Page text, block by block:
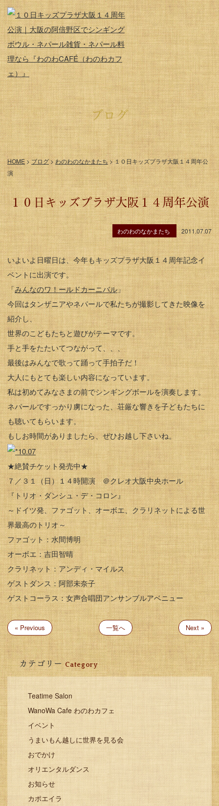
ブログ
HOME>ブログ>わのわのなかまたち>１０日キッズプラザ大阪１４周年公
演
１０日キッズプラザ大阪１４周年公演
わのわのなかまたち 2011.07.07
いよいよ日曜日は、今年もキッズプラザ大阪１４周年記念イ
ベントに出演です。
「みんなのワ！ールドカーニバル」
今回はタンザニアやネパールで私たちが撮影してきた映像を
紹介し、
世界のこどもたちと遊びがテーマです。
手と手をたたいてつながって、、、
最後はみんなで歌って踊って手拍子だ！
大人にもとても楽しい内容になっています。
私は初めてみなさまの前でシンギングボールを演奏します。
ネパールですっかり虜になった、荘厳な響きを子どもたちに
も聴いてもらいます。
もしお時間がありましたら、ぜひお越し下さいね。
★絶賛チケット発売中★
７／３１（日）１４時開演 ＠クレオ大阪中央ホール
『トリオ・ダンシュ・デ・コロン』
～ドイツ発、ファゴット、オーボエ、クラリネットによる世
界最高のトリオ～
ファゴット：水間博明
オーボエ：吉田智晴
クラリネット：アンディ・マイルス
ゲストダンス：阿部未奈子
ゲストコーラス：女声合唱団アンサンブルアベニュー
« Previous 一覧へ Next »
カテゴリー Category
Teatime Salon
WanoWa Cafe わのわカフェ
イベント
うまいもん越しに世界を見る会
おでかけ
オリエンタルダンス
お知らせ
カポエイラ